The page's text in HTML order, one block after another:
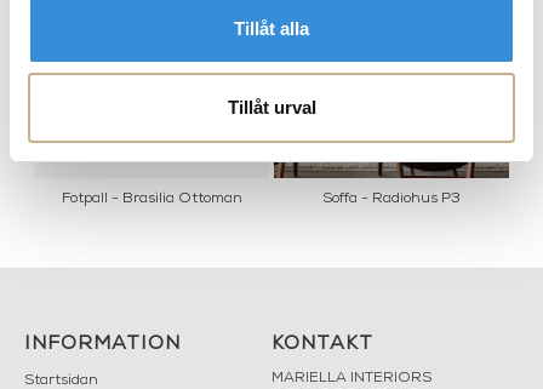
Tillåt alla
Tillåt urval
Fotpall - Brasilia Ottoman Soffa - Radiohus P3
INFORMATION
Startsidan
KONTAKT
MARIELLA INTERIORS